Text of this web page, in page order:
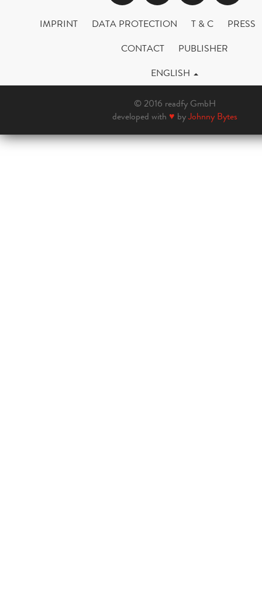
IMPRINT DATA PROTECTION T & C
PRESS
CONTACT
PUBLISHER
ENGLISH
© 2016 readfy GmbH
developed with ♥ byJohnny Bytes